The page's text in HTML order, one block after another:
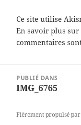
Ce site utilise
En savoir plus sur
commentaires
l’article
PUBLIÉ DANS
IMG_6765
Fièrement propulsé